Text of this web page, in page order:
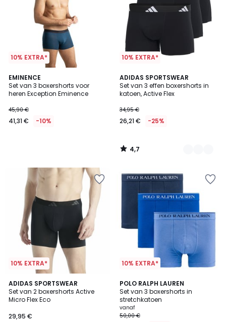
10% EXTRA*
EMINENCE
Set van 3 boxershorts voor
heren Exception Eminence
45,90 €
41,31 € -10%
10% EXTRA*
ADIDAS SPORTSWEAR
Set van 3 effen boxershorts in
katoen, Active Flex
34,95 €
26,21 € -25%
4,7
/ 5
2
Kleuren
4,7
/
10% EXTRA*
ADIDAS SPORTSWEAR
Set van 2 boxershorts Active
Micro Flex Eco
29,95 €
4,7
/ 5
10% EXTRA*
POLO RALPH LAUREN
Set van 3 boxershorts in
stretchkatoen
vanaf
50,00 €
4,5
/ 5
3
Kleuren